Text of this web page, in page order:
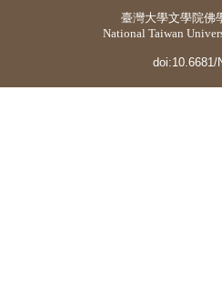
臺灣大學文學院佛
National Taiwan
doi:10.6681/